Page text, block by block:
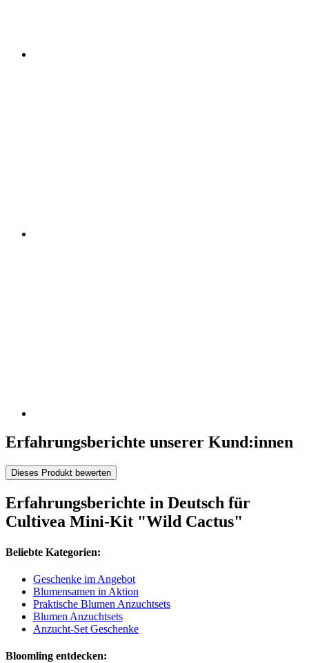
Erfahrungsberichte unserer Kund:innen
Dieses Produkt bewerten
Erfahrungsberichte in Deutsch für
Cultivea Mini-Kit "Wild Cactus"
Beliebte Kategorien:
Geschenke im Angebot
Blumensamen in Aktion
Praktische Blumen Anzuchtsets
Blumen Anzuchtsets
Anzucht-Set Geschenke
Bloomling entdecken: